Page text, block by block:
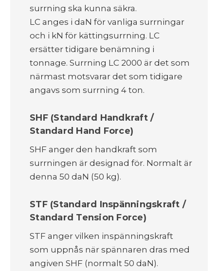
surrning ska kunna säkra.
LC anges i daN för vanliga surrningar
och i kN för kättingsurrning. LC
ersätter tidigare benämning i
tonnage. Surrning LC 2000 är det som
närmast motsvarar det som tidigare
angavs som surrning 4 ton.
SHF (Standard Handkraft /
Standard Hand Force)
SHF anger den handkraft som
surrningen är designad för. Normalt är
denna 50 daN (50 kg).
STF (Standard Inspänningskraft /
Standard Tension Force)
STF anger vilken inspänningskraft
som uppnås när spännaren dras med
angiven SHF (normalt 50 daN).